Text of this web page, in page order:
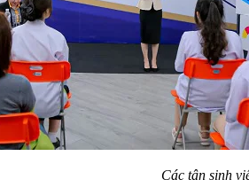
Các tân sinh